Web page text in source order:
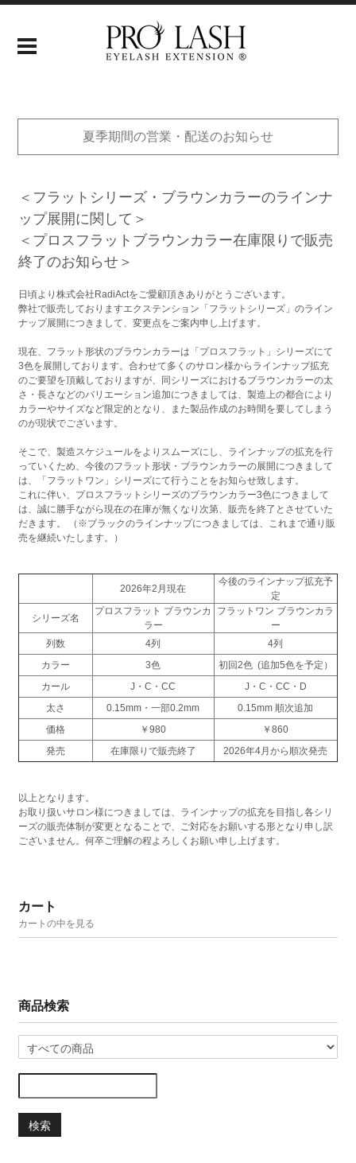
夏季期間の営業・配送のお知らせ
＜フラットシリーズ・ブラウンカラーのラインナ
ップ展開に関して＞
＜プロスフラットブラウンカラー在庫限りで販売
終了のお知らせ＞
日頃より株式会社RadiActをご愛顧頂きありがとうございます。
弊社で販売しておりますエクステンション「フラットシリーズ」のライン
ナップ展開につきまして、変更点をご案内申し上げます。
現在、フラット形状のブラウンカラーは「プロスフラット」シリーズにて
3色を展開しております。合わせて多くのサロン様からラインナップ拡充
のご要望を頂戴しておりますが、同シリーズにおけるブラウンカラーの太
さ・長さなどのバリエーション追加につきましては、製造上の都合により
カラーやサイズなど限定的となり、また製品作成のお時間を要してしまう
のが現状でございます。
そこで、製造スケジュールをよりスムーズにし、ラインナップの拡充を行
っていくため、今後のフラット形状・ブラウンカラーの展開につきまして
は、「フラットワン」シリーズにて行うことをお知らせ致します。
これに伴い、プロスフラットシリーズのブラウンカラー3色につきまして
は、誠に勝手ながら現在の在庫が無くなり次第、販売を終了とさせていた
だきます。 （※ブラックのラインナップにつきましては、これまで通り販
売を継続いたします。）
2026年2月現在
今後のラインナップ拡充予
定
シリーズ名
プロスフラット ブラウンカ
ラー
フラットワン ブラウンカラ
ー
列数
4列
4列
カラー
3色
初回2色 (追加5色を予定）
カール
J・C・CC
J・C・CC・D
太さ
0.15mm・一部0.2mm
0.15mm 順次追加
価格
￥980
￥860
発売
在庫限りで販売終了 2026年4月から順次発売
以上となります。
お取り扱いサロン様につきましては、ラインナップの拡充を目指し各シリ
ーズの販売体制が変更となることで、ご対応をお願いする形となり申し訳
ございません。何卒ご理解の程よろしくお願い申し上げます。
カート
カートの中を見る
商品検索
検索